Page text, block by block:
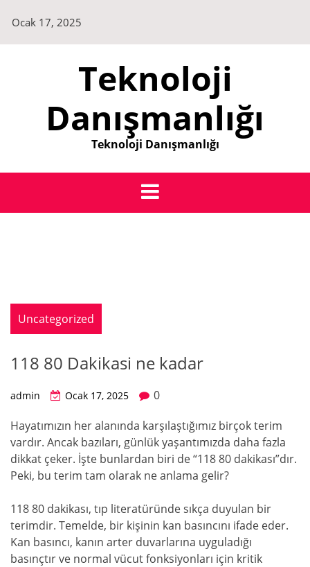
content
Ocak 17, 2025
Teknoloji
Danışmanlığı
Teknoloji Danışmanlığı
Uncategorized
118 80 Dakikasi ne kadar
admin Ocak 17, 2025
0
Hayatımızın her alanında karşılaştığımız birçok terim
vardır. Ancak bazıları, günlük yaşantımızda daha fazla
dikkat çeker. İşte bunlardan biri de “118 80 dakikası”dır.
Peki, bu terim tam olarak ne anlama gelir?
118 80 dakikası, tıp literatüründe sıkça duyulan bir
terimdir. Temelde, bir kişinin kan basıncını ifade eder.
Kan basıncı, kanın arter duvarlarına uyguladığı
basınçtır ve normal vücut fonksiyonları için kritik